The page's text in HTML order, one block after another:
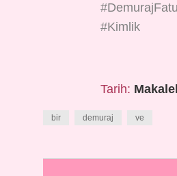
#Kimlik
Tarih:
bir demuraj ve